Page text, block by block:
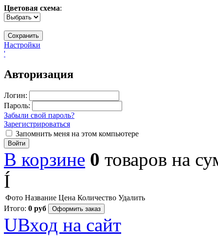
Цветовая схема:
Настройки
'
Авторизация
Логин:
Пароль:
Забыли свой пароль?
Зарегистрироваться
Запомнить меня на этом компьютере
Войти
В корзине 0 товаров на
Í
Фото Название Цена Количество Удалить
Итого: 0 руб Оформить заказ
UВход на сайт